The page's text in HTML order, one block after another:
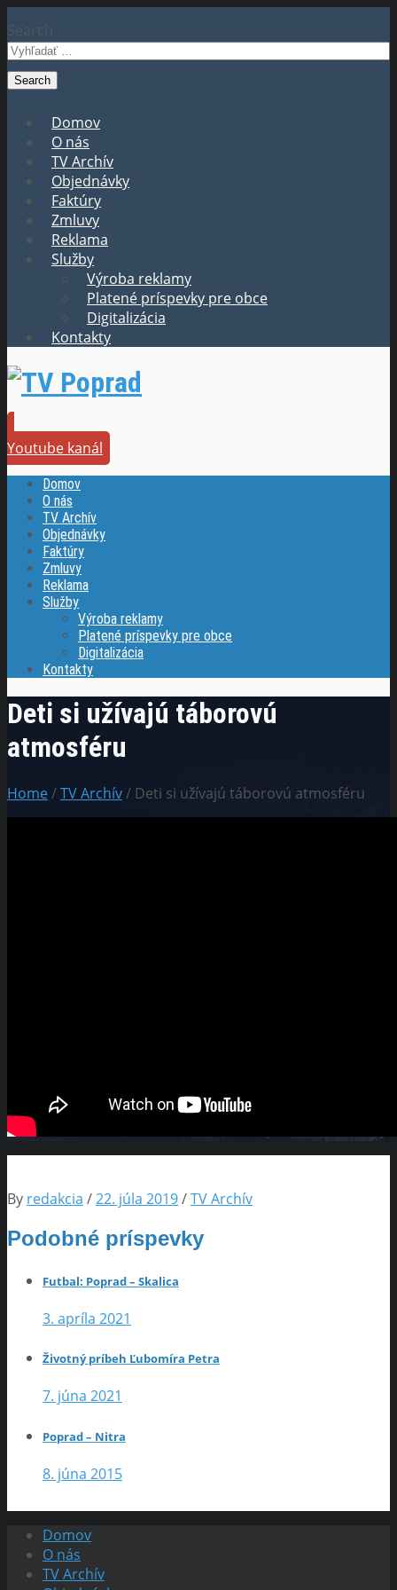
Search
Domov
O nás
TV Archív
Objednávky
Faktúry
Zmluvy
Reklama
Služby
Výroba reklamy
Platené príspevky pre obce
Digitalizácia
Kontakty
Youtube kanál
Domov
O nás
TV Archív
Objednávky
Faktúry
Zmluvy
Reklama
Služby
Výroba reklamy
Platené príspevky pre obce
Digitalizácia
Kontakty
Deti si užívajú táborovú
atmosféru
Home/TV Archív/ Deti si užívajú táborovú atmosféru
By redakcia /22. júla 2019/TV Archív
Podobné príspevky
Futbal: Poprad – Skalica
3. apríla 2021
Životný príbeh Ľubomíra Petra
7. júna 2021
Poprad – Nitra
8. júna 2015
Domov
O nás
TV Archív